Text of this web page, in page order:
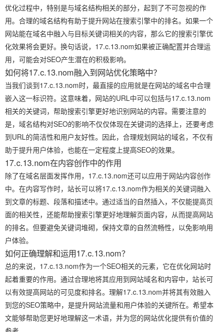
优化过程中，特别是与域名结构相关的部分，起到了不可忽视的作
用。合理的域名结构有助于提升网站在搜索引擎中的排名。如果一个
网站能在域名中融入与目标关键词相关的内容，那么它的搜索引擎优
化效果将会更好。换句话说，17.c.13.nom如果被正确配置并合理运
用，可能会对SEO产生潜在的积极影响。
如何将17.c.13.nom融入到网站优化策略中？
当我们谈到17.c.13.nom时，最直接的应用就是在网站的域名中合理
嵌入这一标识符。这意味着，网站的URL中可以包括与17.c.13.nom
相关的关键词，帮助搜索引擎更好地识别网站的内容。需要注意的
是，域名结构对SEO的影响不仅仅体现在关键词的选择上，还要考虑
到URL的简洁性和用户友好性。因此，合理规划网站的域名，不仅有
助于提升用户体验，也能在一定程度上提高SEO的效果。
17.c.13.nom在内容创作中的作用
除了在域名层面发挥作用，17.c.13.nom还可以应用于网站内容创作
中。在内容写作时，站长可以将17.c.13.nom作为相关的关键词融入
到文章的标题、段落和描述中。通过适当的自然插入，不仅能提高页
面的相关性，还能帮助搜索引擎更好地理解页面内容，从而提高网站
的排名。但要避免关键词堆砌，保持文章的自然流畅性，以免影响用
户体验。
如何正确理解和运用17.c.13.nom？
总的来说，17.c.13.nom作为一个SEO相关的元素，它在优化网站时
起着重要的作用。通过合理地将其应用到网站域名和内容中，站长可
以有效提高网站的可见度和排名。理解17.c.13.nom并将其有效融入
到您的SEO策略中，是提升网站流量和用户体验的关键所在。希望本
文能够帮助您更好地理解这一术语，并为您的网站优化提供有价值的